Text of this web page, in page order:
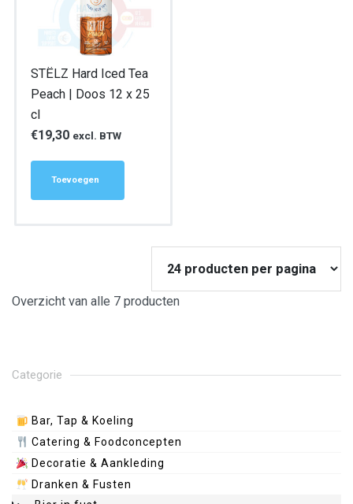
STËLZ Hard Iced Tea
Peach | Doos 12 x 25
cl
€19,30 excl. BTW
Toevoegen
Overzicht van alle 7 producten
Categorie
Bar, Tap & Koeling
Catering & Foodconcepten
Decoratie & Aankleding
Dranken & Fusten